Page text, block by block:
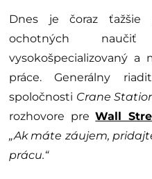
Dnes je čoraz ťažšie
ochotných
vysokošpecializovaný a
práce. Generálny
spoločnosti Crane
rozhovore preWall
„Ak máte záujem,
prácu.“